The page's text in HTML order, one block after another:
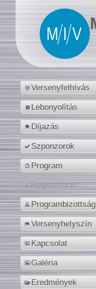
Versenyfelhívás
Lebonyolítás
Díjazás
Szponzorok
Program
Regisztráció
Programbizottság
Versenyhelyszín
Kapcsolat
Galéria
Eredmények